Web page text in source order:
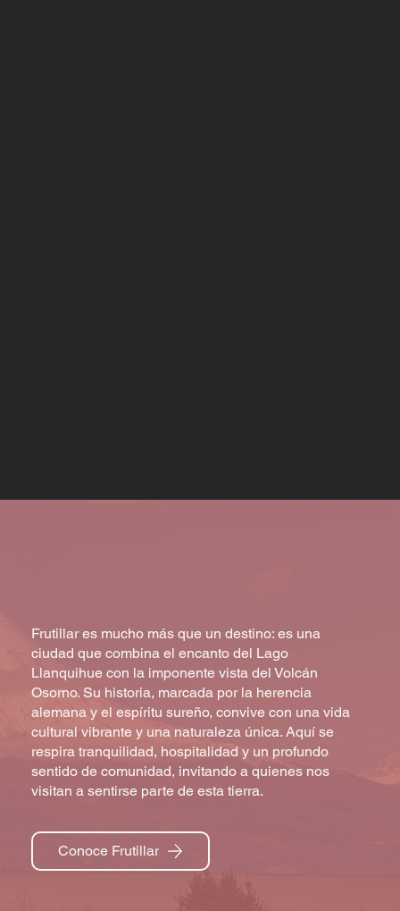
Frutillar es mucho más que un destino: es una
ciudad que combina el encanto del Lago
Llanquihue con la imponente vista del Volcán
Osorno. Su historia, marcada por la herencia
alemana y el espíritu sureño, convive con una vida
cultural vibrante y una naturaleza única. Aquí se
respira tranquilidad, hospitalidad y un profundo
sentido de comunidad, invitando a quienes nos
visitan a sentirse parte de esta tierra.
Conoce Frutillar